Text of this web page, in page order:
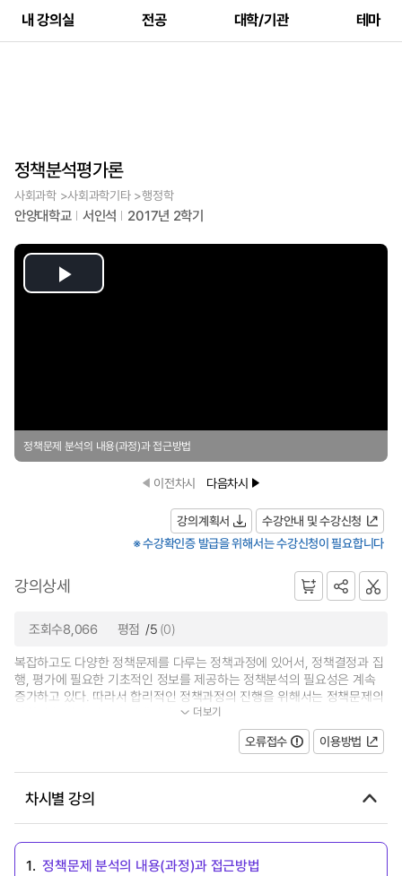
내 강의실 전공 대학/기관 테마
정책분석평가론
사회과학 >사회과학기타 >행정학
안양대학교 서인석 2017년 2학기
Play
정책문제 분석의 내용(과정)과 접근방법
이전차시 다음차시
강의계획서
수강안내 및 수강신청
※ 수강확인증 발급을 위해서는 수강신청이 필요합니다
강의상세
조회수8,066 평점 /5 (0)
복잡하고도 다양한 정책문제를 다루는 정책과정에 있어서, 정책결정과 집
행, 평가에 필요한 기초적인 정보를 제공하는 정책분석의 필요성은 계속
증가하고 있다. 따라서 합리적인 정책과정의 진행을 위해서는 정책문제의
과학적 분석과 평가가 전제되어...
더보기
오류접수 이용방법
차시별 강의
1. 정책문제 분석의 내용(과정)과 접근방법